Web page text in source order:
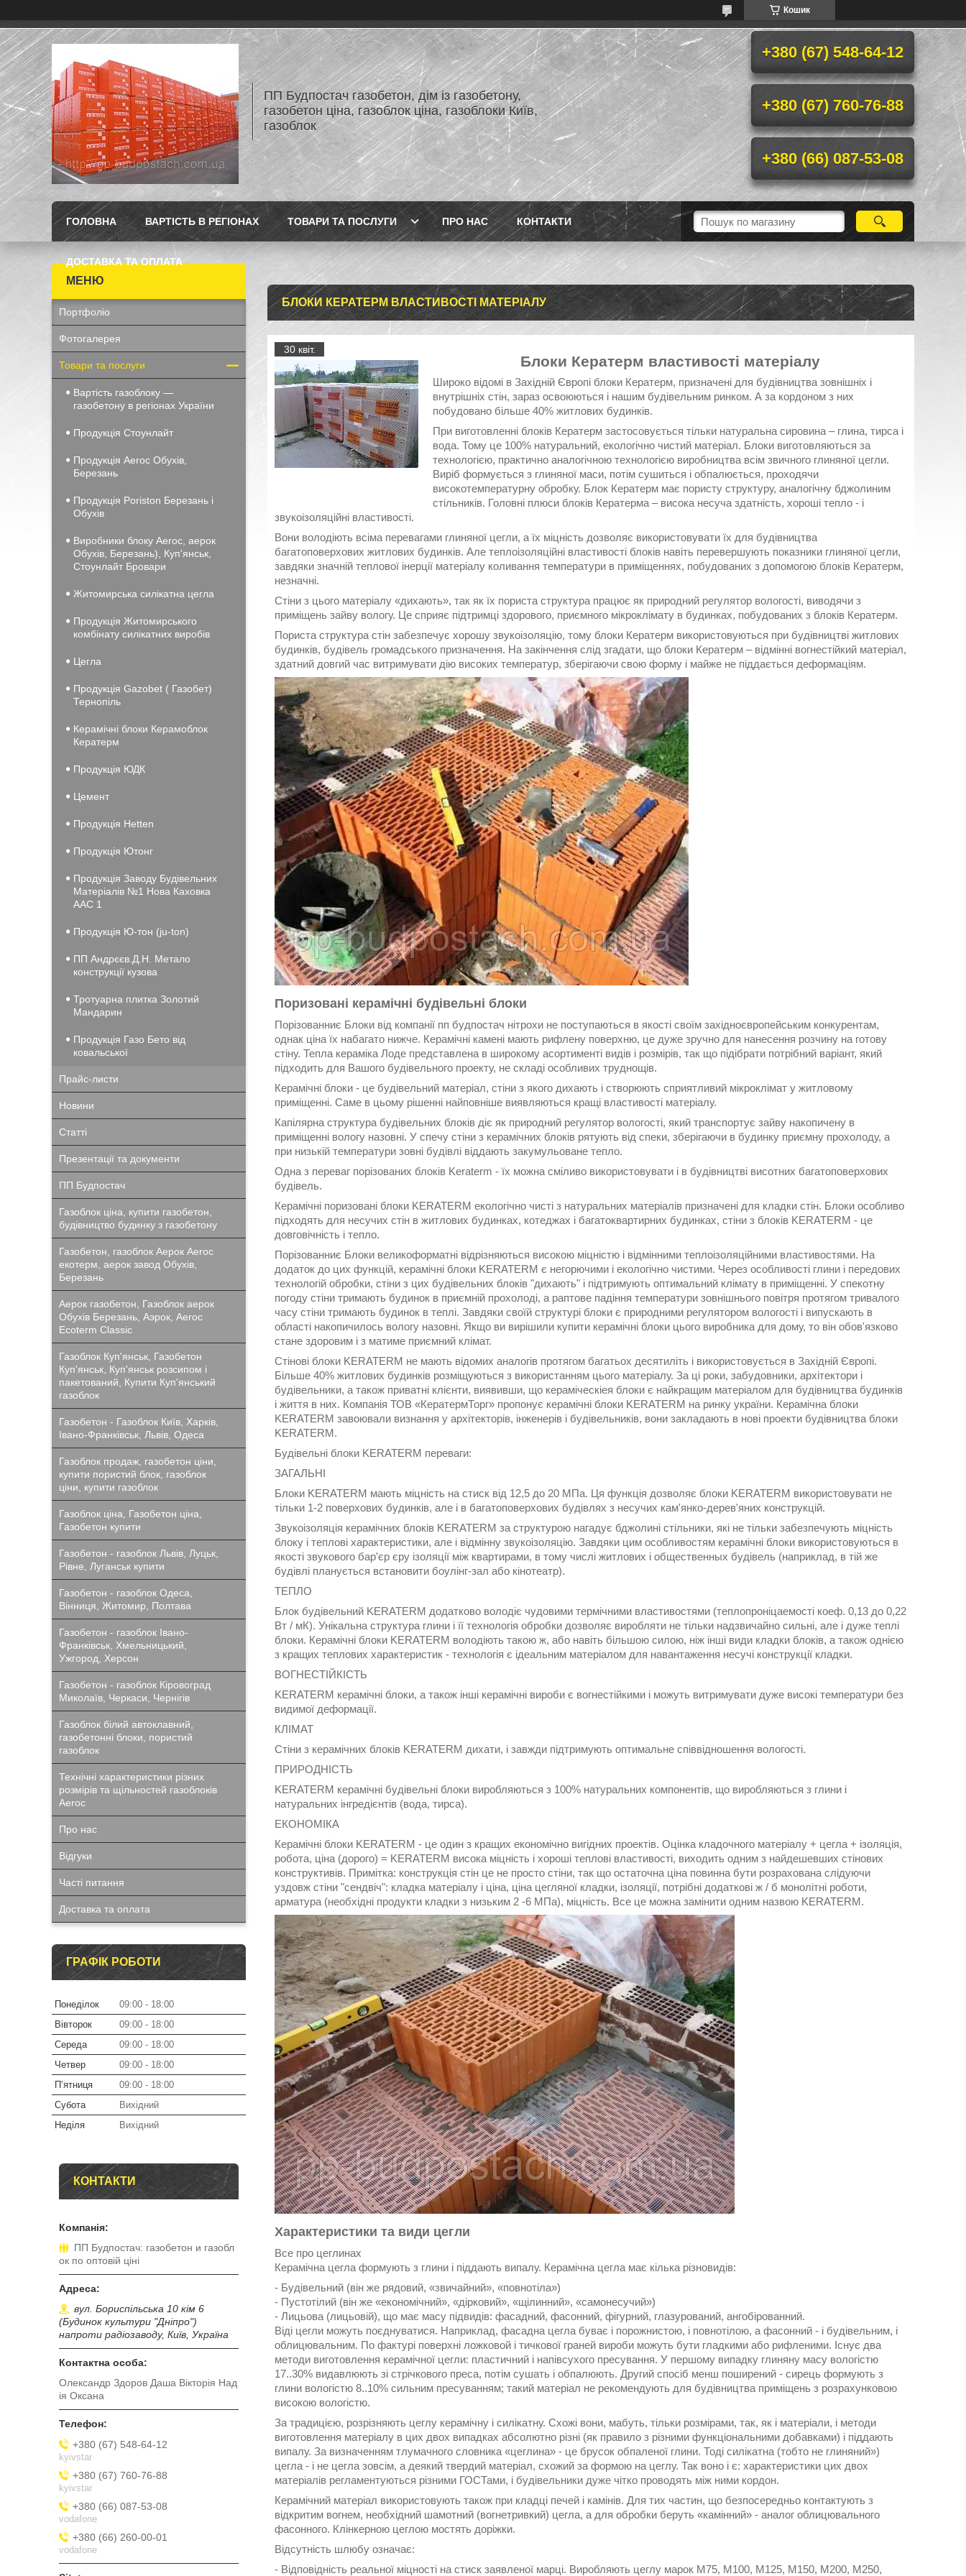
Кошик
ПП Будпостач газобетон, дім із газобетону,
газобетон ціна, газоблок ціна, газоблоки Київ,
газоблок
+380 (67) 548-64-12
+380 (67) 760-76-88
+380 (66) 087-53-08
ГОЛОВНА ВАРТІСТЬ В РЕГІОНАХ ТОВАРИ ТА ПОСЛУГИ ПРО НАС КОНТАКТИ
ДОСТАВКА ТА ОПЛАТА
БЛОКИ КЕРАТЕРМ ВЛАСТИВОСТІ МАТЕРІАЛУ
30 квіт.
Блоки Кератерм властивості матеріалу
Широко відомі в Західній Європі блоки Кератерм, призначені для будівництва зовнішніх і
внутрішніх стін, зараз освоюються і нашим будівельним ринком. А за кордоном з них
побудовано більше 40% житлових будинків.
При виготовленні блоків Кератерм застосовується тільки натуральна сировина – глина, тирса і
вода. Тому це 100% натуральний, екологічно чистий матеріал. Блоки виготовляються за
технологією, практично аналогічною технологією виробництва всім звичного глиняної цегли.
Виріб формується з глиняної маси, потім сушиться і обпалюється, проходячи
високотемпературну обробку. Блок Кератерм має пористу структуру, аналогічну бджолиним
стільників. Головні плюси блоків Кератерма – висока несуча здатність, хороші тепло - і
звукоізоляційні властивості.
Вони володіють всіма перевагами глиняної цегли, а їх міцність дозволяє використовувати їх для будівництва
багатоповерхових житлових будинків. Але теплоізоляційні властивості блоків навіть перевершують показники глиняної цегли,
завдяки значній теплової інерції матеріалу коливання температури в приміщеннях, побудованих з допомогою блоків Кератерм,
незначні.
Стіни з цього матеріалу «дихають», так як їх пориста структура працює як природний регулятор вологості, виводячи з
приміщень зайву вологу. Це сприяє підтримці здорового, приємного мікроклімату в будинках, побудованих з блоків Кератерм.
Пориста структура стін забезпечує хорошу звукоізоляцію, тому блоки Кератерм використовуються при будівництві житлових
будинків, будівель громадського призначення. На закінчення слід згадати, що блоки Кератерм – відмінні вогнестійкий матеріал,
здатний довгий час витримувати дію високих температур, зберігаючи свою форму і майже не піддається деформаціям.
Поризовані керамічні будівельні блоки
Порізованниє Блоки від компанії пп будпостач нітрохи не поступаються в якості своїм західноєвропейським конкурентам,
однак ціна їх набагато нижче. Керамічні камені мають рифлену поверхню, це дуже зручно для нанесення розчину на готову
стіну. Тепла кераміка Лоде представлена в широкому асортименті видів і розмірів, так що підібрати потрібний варіант, який
підходить для Вашого будівельного проекту, не складі особливих труднощів.
Керамічні блоки - це будівельний матеріал, стіни з якого дихають і створюють сприятливий мікроклімат у житловому
приміщенні. Саме в цьому рішенні найповніше виявляються кращі властивості матеріалу.
Капілярна структура будівельних блоків діє як природний регулятор вологості, який транспортує зайву накопичену в
приміщенні вологу назовні. У спечу стіни з керамічних блоків рятують від спеки, зберігаючи в будинку приємну прохолоду, а
при низькій температури зовні будівлі віддають закумульоване тепло.
Одна з переваг порізованих блоків Keraterm - їх можна сміливо використовувати і в будівництві висотних багатоповерхових
будівель.
Керамічні поризовані блоки KERATERM екологічно чисті з натуральних матеріалів призначені для кладки стін. Блоки особливо
підходять для несучих стін в житлових будинках, котеджах і багатоквартирних будинках, стіни з блоків KERATERM - це
довговічність і тепло.
Порізованниє Блоки великоформатні відрізняються високою міцністю і відмінними теплоізоляційними властивостями. На
додаток до цих функцій, керамічні блоки KERATERM є негорючими і екологічно чистими. Через особливості глини і передових
технологій обробки, стіни з цих будівельних блоків "дихають" і підтримують оптимальний клімату в приміщенні. У спекотну
погоду стіни тримають будинок в приємній прохолоді, а раптове падіння температури зовнішнього повітря протягом тривалого
часу стіни тримають будинок в теплі. Завдяки своїй структурі блоки є природними регулятором вологості і випускають в
області накопичилось вологу назовні. Якщо ви вирішили купити керамічні блоки цього виробника для дому, то він обов'язково
стане здоровим і з матиме приємний клімат.
Стінові блоки KERATERM не мають відомих аналогів протягом багатьох десятиліть і використовується в Західній Європі.
Більше 40% житлових будинків розміщуються з використанням цього матеріалу. За ці роки, забудовники, архітектори і
будівельники, а також приватні клієнти, виявивши, що кераміческіея блоки є найкращим матеріалом для будівництва будинків
і життя в них. Компанія ТОВ «КератермТорг» пропонує керамічні блоки KERATERM на ринку україни. Керамічна блоки
KERATERM завоювали визнання у архітекторів, інженерів і будівельників, вони закладають в нові проекти будівництва блоки
KERATERM.
Будівельні блоки KERATERM переваги:
ЗАГАЛЬНІ
Блоки KERATERM мають міцність на стиск від 12,5 до 20 МПа. Ця функція дозволяє блоки KERATERM використовувати не
тільки 1-2 поверхових будинків, але і в багатоповерхових будівлях з несучих кам'янко-дерев'яних конструкцій.
Звукоізоляція керамічних блоків KERATERM за структурою нагадує бджолині стільники, які не тільки забезпечують міцність
блоку і теплові характеристики, але і відмінну звукоізоляцію. Завдяки цим особливостям керамічні блоки використовуються в
якості звукового бар'єр єру ізоляції між квартирами, в тому числі житлових і общественных будівель (наприклад, в тій же
будівлі планується встановити боулінг-зал або кінотеатр).
ТЕПЛО
Блок будівельний KERATERM додатково володіє чудовими термічними властивостями (теплопроніцаемості коеф. 0,13 до 0,22
Вт / мК). Унікальна структура глини і її технологія обробки дозволяє виробляти не тільки надзвичайно сильні, але і дуже теплі
блоки. Керамічні блоки KERATERM володіють такою ж, або навіть більшою силою, ніж інші види кладки блоків, а також однією
з кращих теплових характеристик - технологія є ідеальним матеріалом для навантаження несучі конструкції кладки.
ВОГНЕСТІЙКІСТЬ
KERATERM керамічні блоки, а також інші керамічні вироби є вогнестійкими і можуть витримувати дуже високі температури без
видимої деформації.
КЛІМАТ
Стіни з керамічних блоків KERATERM дихати, і завжди підтримують оптимальне співвідношення вологості.
ПРИРОДНІСТЬ
KERATERM керамічні будівельні блоки виробляються з 100% натуральних компонентів, що виробляються з глини і
натуральних інгредієнтів (вода, тирса).
ЕКОНОМІКА
Керамічні блоки KERATERM - це один з кращих економічно вигідних проектів. Оцінка кладочного матеріалу + цегла + ізоляція,
робота, ціна (дорого) = KERATERM висока міцність і хороші теплові властивості, виходить одним з найдешевших стінових
конструктивів. Примітка: конструкція стін це не просто стіни, так що остаточна ціна повинна бути розрахована слідуючи
уздовж стіни "сендвіч": кладка матеріалу і ціна, ціна цегляної кладки, ізоляції, потрібні додаткові ж / б монолітні роботи,
арматура (необхідні продукти кладки з низьким 2 -6 МПа), міцність. Все це можна замінити одним назвою KERATERM.
Характеристики та види цегли
Все про цеглинах
Керамічна цегла формують з глини і піддають випалу. Керамічна цегла має кілька різновидів:
- Будівельний (він же рядовий, «звичайний», «повнотіла»)
- Пустотілий (він же «економічний», «дірковий», «щілинний», «самонесучий»)
- Лицьова (лицьовій), що має масу підвидів: фасадний, фасонний, фігурний, глазурований, ангобірованний.
Віді цегли можуть поєднуватися. Наприклад, фасадна цегла буває і порожнистою, і повнотілою, а фасонний - і будівельним, і
облицювальним. По фактурі поверхні ложковой і тичкової граней вироби можуть бути гладкими або рифленими. Існує два
методи виготовлення керамічної цегли: пластичний і напівсухого пресування. У першому випадку глиняну масу вологістю
17..30% видавлюють зі стрічкового преса, потім сушать і обпалюють. Другий спосіб менш поширений - сирець формують з
глини вологістю 8..10% сильним пресуванням; такий матеріал не рекомендують для будівництва приміщень з розрахунковою
високою вологістю.
За традицією, розрізняють цеглу керамічну і силікатну. Схожі вони, мабуть, тільки розмірами, так, як і матеріали, і методи
виготовлення матеріалу в цих двох випадках абсолютно різні (як правило з різними функціональними добавками) і піддають
випалу. За визначенням тлумачного словника «цеглина» - це брусок обпаленої глини. Тоді силікатна (тобто не глиняний»)
цегла - і не цегла зовсім, а деякий твердий матеріал, схожий за формою на цеглу. Так воно і є: характеристики цих двох
матеріалів регламентуються різними ГОСТами, і будівельники дуже чітко проводять між ними кордон.
Керамічний матеріал використовують також при кладці печей і камінів. Для тих частин, що безпосередньо контактують з
відкритим вогнем, необхідний шамотний (вогнетривкий) цегла, а для обробки беруть «камінний» - аналог облицювального
фасонного. Клінкерною цеглою мостять доріжки.
Відсутність шлюбу означає:
- Відповідність реальної міцності на стиск заявленої марці. Виробляють цеглу марок М75, М100, М125, М150, М200, М250,
Портфоліо
Фотогалерея
Товари та послуги
Вартість газоблоку —
газобетону в регіонах України
Продукція Стоунлайт
Продукція Aeroc Обухів,
Березань
Продукція Poriston Березань і
Обухів
Виробники блоку Aeroc, аерок
Обухів, Березань), Куп'янськ,
Стоунлайт Бровари
Житомирська силікатна цегла
Продукція Житомирського
комбінату силікатних виробів
Цегла
Продукція Gazobet ( Газобет)
Тернопіль
Керамічні блоки Керамоблок
Кератерм
Продукція ЮДК
Цемент
Продукція Hеtten
Продукція Ютонг
Продукція Заводу Будівельних
Матеріалів №1 Нова Каховка
ААС 1
Продукція Ю-тон (ju-ton)
ПП Андрєєв.Д.Н. Метало
конструкції кузова
Тротуарна плитка Золотий
Мандарин
Продукція Газо Бето від
ковальської
Прайс-листи
Новини
Статті
Презентації та документи
ПП Будпостач
Газоблок ціна, купити газобетон,
будівництво будинку з газобетону
Газобетон, газоблок Аерок Aeroc
екотерм, аерок завод Обухів,
Березань
Аерок газобетон, Газоблок аерок
Обухів Березань, Аэрок, Aeroc
Ecoterm Classic
Газоблок Куп'янськ, Газобетон
Куп'янськ, Куп'янськ розсипом і
пакетований, Купити Куп'янський
газоблок
Газобетон - Газоблок Київ, Харків,
Івано-Франківськ, Львів, Одеса
Газоблок продаж, газобетон ціни,
купити пористий блок, газоблок
ціни, купити газоблок
Газоблок ціна, Газобетон ціна,
Газобетон купити
Газобетон - газоблок Львів, Луцьк,
Рівне, Луганськ купити
Газобетон - газоблок Одеса,
Вінниця, Житомир, Полтава
Газобетон - газоблок Івано-
Франківськ, Хмельницький,
Ужгород, Херсон
Газобетон - газоблок Кіровоград
Миколаїв, Черкаси, Чернігів
Газоблок білий автоклавний,
газобетонні блоки, пористий
газоблок
Технічні характеристики різних
розмірів та щільностей газоблоків
Aeroc
Про нас
Відгуки
Часті питання
Доставка та оплата
ГРАФІК РОБОТИ
Понеділок 09:00
18:00
Вівторок
09:00
18:00
Середа
09:00
18:00
Четвер
09:00
18:00
Пʼятниця
09:00
18:00
Субота
Вихідний
Неділя
Вихідний
КОНТАКТИ
ПП Будпостач: газобетон и газобл
ок по оптовій ціні
вул. Бориспільська 10 кім 6
(Будинок культури "Дніпро")
напроти радіозаводу, Київ, Україна
Олександр Здоров Даша Вікторія Над
ія Оксана
+380 (67) 548-64-12
kyivstar
+380 (67) 760-76-88
kyivstar
+380 (66) 087-53-08
vodafone
+380 (66) 260-00-01
vodafone